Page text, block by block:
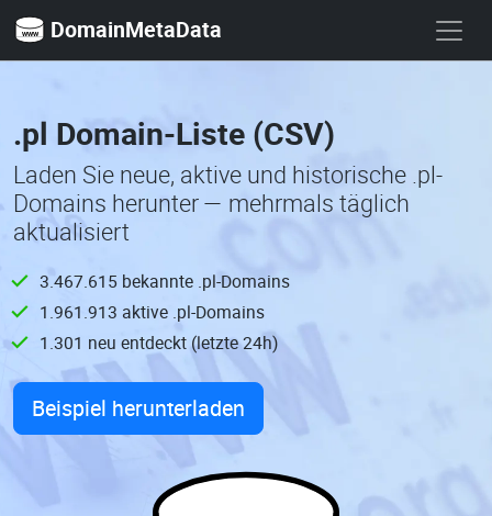
DomainMetaData
.pl Domain-Liste (CSV)
Laden Sie neue, aktive und historische .pl-
Domains herunter — mehrmals täglich
aktualisiert
3.467.615 bekannte .pl-Domains
1.961.913 aktive .pl-Domains
1.301 neu entdeckt (letzte 24h)
Beispiel herunterladen